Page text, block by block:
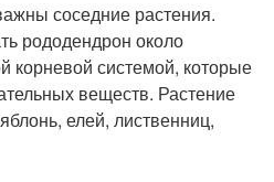
соседние растения.
рододендрон около
корневой системой, которые
веществ. Растение
елей, лиственниц,